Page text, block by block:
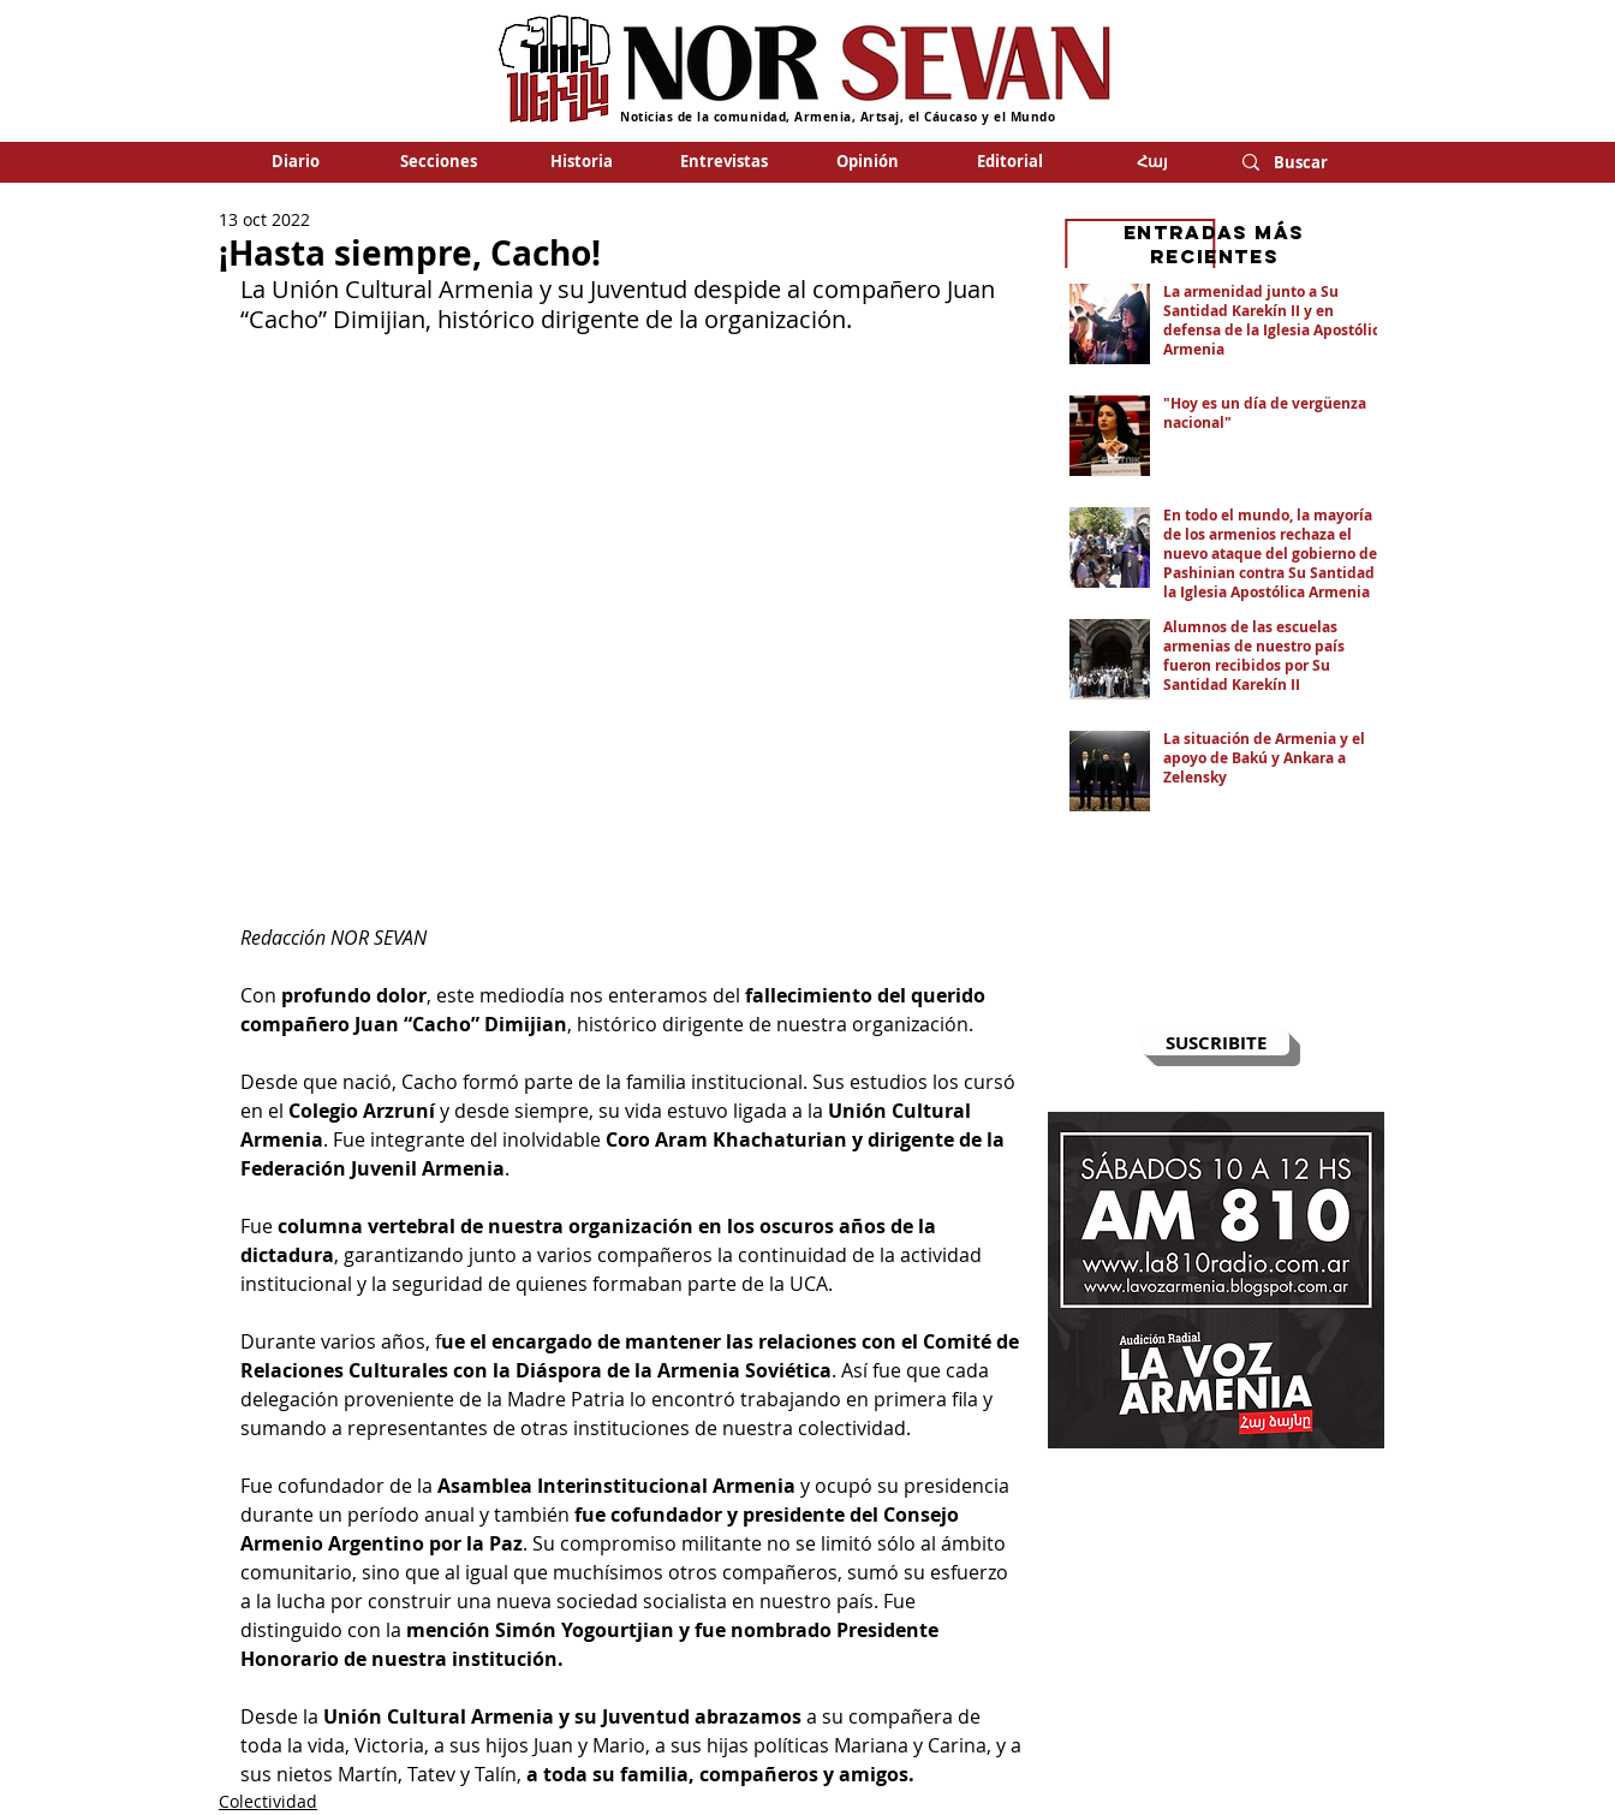
Noticias de la comunidad, Armenia, Artsaj, el Cáucaso y el Mundo
Diario Secciones Historia Entrevistas Opinión Editorial Հայ
¡Hasta siempre, Cacho!
13 oct 2022
La Unión Cultural Armenia y su Juventud despide al compañero Juan
“Cacho” Dimijian, histórico dirigente de la organización.
Redacción NOR SEVAN
Con profundo dolor, este mediodía nos enteramos del fallecimiento del querido
compañero Juan “Cacho” Dimijian, histórico dirigente de nuestra organización.
Desde que nació, Cacho formó parte de la familia institucional. Sus estudios los cursó
en el Colegio Arzruní y desde siempre, su vida estuvo ligada a la Unión Cultural
Armenia. Fue integrante del inolvidable Coro Aram Khachaturian y dirigente de la
Federación Juvenil Armenia.
Fue columna vertebral de nuestra organización en los oscuros años de la
dictadura, garantizando junto a varios compañeros la continuidad de la actividad
institucional y la seguridad de quienes formaban parte de la UCA.
Durante varios años, fue el encargado de mantener las relaciones con el Comité de
Relaciones Culturales con la Diáspora de la Armenia Soviética. Así fue que cada
delegación proveniente de la Madre Patria lo encontró trabajando en primera fila y
sumando a representantes de otras instituciones de nuestra colectividad.
Fue cofundador de la Asamblea Interinstitucional Armenia y ocupó su presidencia
durante un período anual y también fue cofundador y presidente del Consejo
Armenio Argentino por la Paz. Su compromiso militante no se limitó sólo al ámbito
comunitario, sino que al igual que muchísimos otros compañeros, sumó su esfuerzo
a la lucha por construir una nueva sociedad socialista en nuestro país. Fue
distinguido con la mención Simón Yogourtjian y fue nombrado Presidente
Honorario de nuestra institución.
Desde la Unión Cultural Armenia y su Juventud abrazamos a su compañera de
toda la vida, Victoria, a sus hijos Juan y Mario, a sus hijas políticas Mariana y Carina, y a
sus nietos Martín, Tatev y Talín, a toda su familia, compañeros y amigos.
Colectividad
SUSCRIBITE
La armenidad junto a Su
Santidad Karekín II y en
defensa de la Iglesia Apostólica
Armenia
"Hoy es un día de vergüenza
nacional"
En todo el mundo, la mayoría
de los armenios rechaza el
nuevo ataque del gobierno de
Pashinian contra Su Santidad y
la Iglesia Apostólica Armenia
Alumnos de las escuelas
armenias de nuestro país
fueron recibidos por Su
Santidad Karekín II
La situación de Armenia y el
apoyo de Bakú y Ankara a
Zelensky
eNTRADAS MÁS
RECIENTES